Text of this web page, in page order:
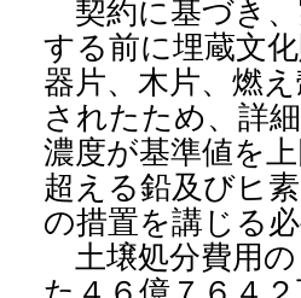
契約に基づき、
する前に埋蔵文
器片、木片、燃
されたため、詳
濃度が基準値を
超える鉛及びヒ
の措置を講じる
土壌処分費用の